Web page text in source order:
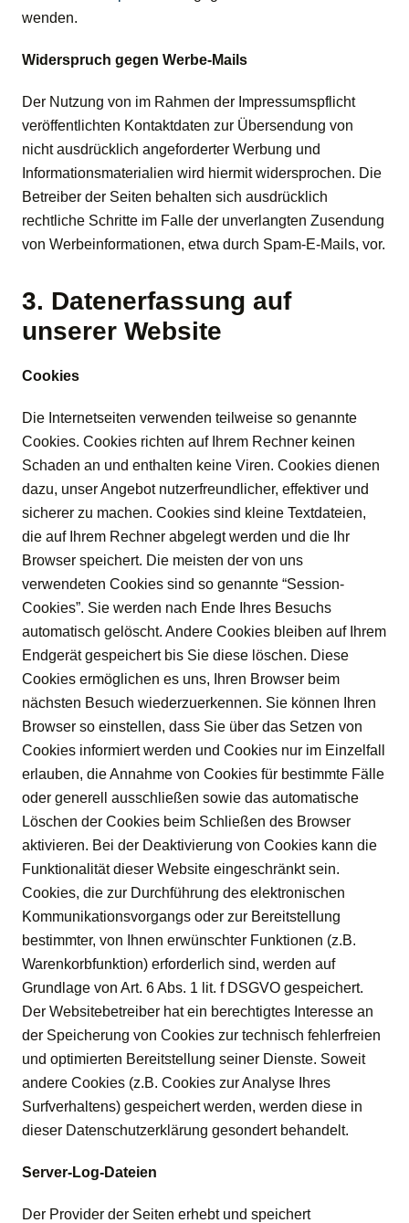
wenden.
Widerspruch gegen Werbe-Mails
Der Nutzung von im Rahmen der Impressumspflicht
veröffentlichten Kontaktdaten zur Übersendung von
nicht ausdrücklich angeforderter Werbung und
Informationsmaterialien wird hiermit widersprochen. Die
Betreiber der Seiten behalten sich ausdrücklich
rechtliche Schritte im Falle der unverlangten Zusendung
von Werbeinformationen, etwa durch Spam-E-Mails, vor.
3. Datenerfassung auf
unserer Website
Cookies
Die Internetseiten verwenden teilweise so genannte
Cookies. Cookies richten auf Ihrem Rechner keinen
Schaden an und enthalten keine Viren. Cookies dienen
dazu, unser Angebot nutzerfreundlicher, effektiver und
sicherer zu machen. Cookies sind kleine Textdateien,
die auf Ihrem Rechner abgelegt werden und die Ihr
Browser speichert. Die meisten der von uns
verwendeten Cookies sind so genannte “Session-
Cookies”. Sie werden nach Ende Ihres Besuchs
automatisch gelöscht. Andere Cookies bleiben auf Ihrem
Endgerät gespeichert bis Sie diese löschen. Diese
Cookies ermöglichen es uns, Ihren Browser beim
nächsten Besuch wiederzuerkennen. Sie können Ihren
Browser so einstellen, dass Sie über das Setzen von
Cookies informiert werden und Cookies nur im Einzelfall
erlauben, die Annahme von Cookies für bestimmte Fälle
oder generell ausschließen sowie das automatische
Löschen der Cookies beim Schließen des Browser
aktivieren. Bei der Deaktivierung von Cookies kann die
Funktionalität dieser Website eingeschränkt sein.
Cookies, die zur Durchführung des elektronischen
Kommunikationsvorgangs oder zur Bereitstellung
bestimmter, von Ihnen erwünschter Funktionen (z.B.
Warenkorbfunktion) erforderlich sind, werden auf
Grundlage von Art. 6 Abs. 1 lit. f DSGVO gespeichert.
Der Websitebetreiber hat ein berechtigtes Interesse an
der Speicherung von Cookies zur technisch fehlerfreien
und optimierten Bereitstellung seiner Dienste. Soweit
andere Cookies (z.B. Cookies zur Analyse Ihres
Surfverhaltens) gespeichert werden, werden diese in
dieser Datenschutzerklärung gesondert behandelt.
Server-Log-Dateien
Der Provider der Seiten erhebt und speichert
Reservierung Restaurant
"Zur Tränke"
Sie sehen gerade einen Platzhalterinhalt von
Standard. Um auf den eigentlichen Inhalt
zuzugreifen, klicken Sie auf den Button unten. Bitte
beachten Sie, dass dabei Daten an Drittanbieter
weitergegeben werden.
Weitere Informationen
+49 (0)5504 9350-0
kontakt@landhaus-biewald.de
Hotel-Reservierung
Hier können Sie einfach und bequem Reservierungen
vornehmen:
+49 (0)5504 9350-0
kontakt@landhaus-biewald.de
Reservierung für die
Genießer Stube
Sie sehen gerade einen Platzhalterinhalt von
zuzugreifen, klicken Sie auf den Button unten. Bitte
beachten Sie, dass dabei Daten an Drittanbieter
Inhalt entsperren
Weitere Informationen
+49 (0)5504 9350-0
kontakt@landhaus-biewald.de